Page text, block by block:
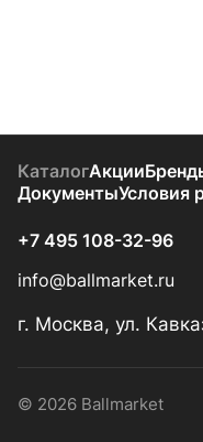
КаталогАкции
ДокументыУсловия
+7 495 108-32-96
info@ballmarket.ru
г. Москва, ул.
© 2026 Ballmarket